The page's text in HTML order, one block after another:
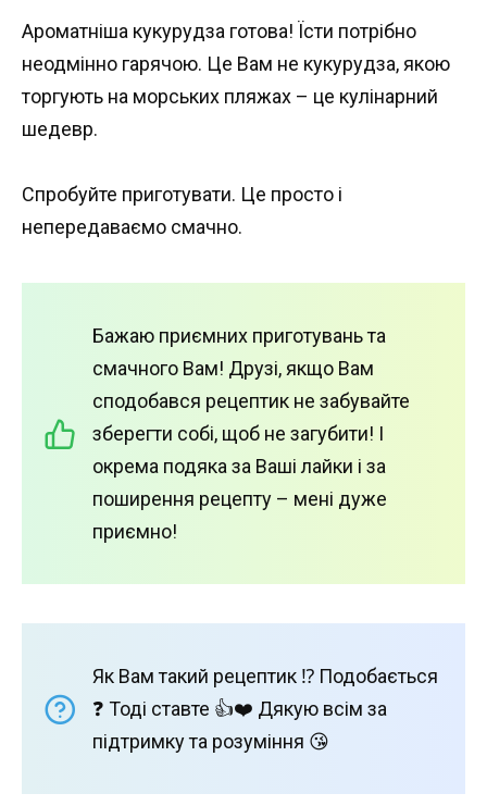
Ароматніша кукурудза готова! Їсти потрібно
неодмінно гарячою. Це Вам не кукурудза, якою
торгують на морських пляжах – це кулінарний
шедевр.
Спробуйте приготувати. Це просто і
непередаваємо смачно.
Бажаю приємних приготувань та
смачного Вам! Друзі, якщо Вам
сподобався рецептик не забувайте
зберегти собі, щоб не загубити! І
окрема подяка за Ваші лайки і за
поширення рецепту – мені дуже
приємно!
Як Вам такий рецептик ⁉️ Подобається
❓ Тоді ставте 👍❤️ Дякую всім за
підтримку та розуміння 😘